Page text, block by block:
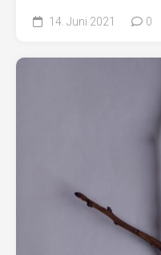
14. Juni 2021 0